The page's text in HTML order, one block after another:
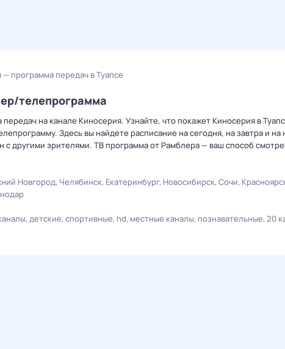
— программа передач в Туапсе
телепрограмма
на канале Киносерия. Узнайте, что покажет Киносерия в
Здесь вы найдете расписание на сегодня, на завтра и
другими зрителями. ТВ программа от Рамблера — ваш способ
Новгород Челябинск Екатеринбург Новосибирск Сочи
детские спортивные hd местные каналы познавательные 20